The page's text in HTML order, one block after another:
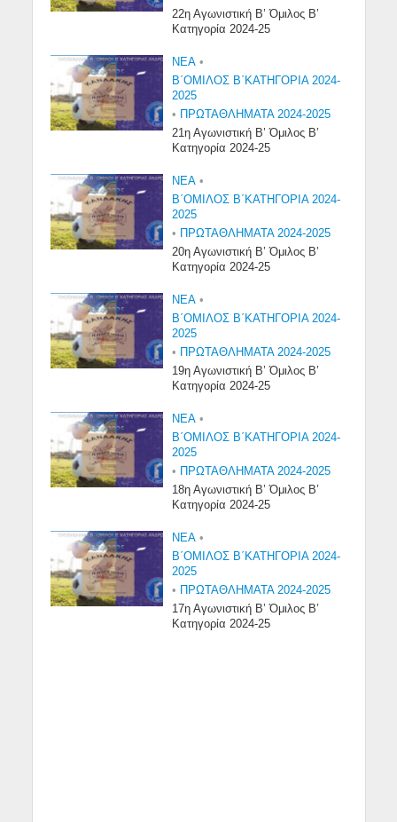
22η Αγωνιστική Β’ Όμιλος Β’
Κατηγορία 2024-25
NEA •
Β΄ΟΜΙΛΟΣ Β΄ΚΑΤΗΓΟΡΙΑ 2024-
2025
•
ΠΡΩΤΑΘΛΗΜΑΤΑ 2024-2025
21η Αγωνιστική Β’ Όμιλος Β’
Κατηγορία 2024-25
NEA •
Β΄ΟΜΙΛΟΣ Β΄ΚΑΤΗΓΟΡΙΑ 2024-
2025
•
ΠΡΩΤΑΘΛΗΜΑΤΑ 2024-2025
20η Αγωνιστική Β’ Όμιλος Β’
Κατηγορία 2024-25
NEA •
Β΄ΟΜΙΛΟΣ Β΄ΚΑΤΗΓΟΡΙΑ 2024-
2025
•
ΠΡΩΤΑΘΛΗΜΑΤΑ 2024-2025
19η Αγωνιστική Β’ Όμιλος Β’
Κατηγορία 2024-25
NEA •
Β΄ΟΜΙΛΟΣ Β΄ΚΑΤΗΓΟΡΙΑ 2024-
2025
•
ΠΡΩΤΑΘΛΗΜΑΤΑ 2024-2025
18η Αγωνιστική Β’ Όμιλος Β’
Κατηγορία 2024-25
NEA •
Β΄ΟΜΙΛΟΣ Β΄ΚΑΤΗΓΟΡΙΑ 2024-
2025
•
ΠΡΩΤΑΘΛΗΜΑΤΑ 2024-2025
17η Αγωνιστική Β’ Όμιλος Β’
Κατηγορία 2024-25